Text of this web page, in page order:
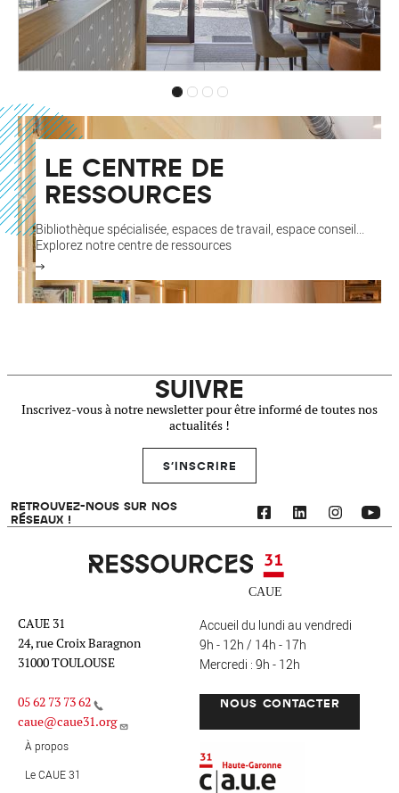
LE CENTRE DE
RESSOURCES
Bibliothèque spécialisée, espaces de travail, espace conseil...
Explorez notre centre de ressources
SUIVRE
Inscrivez-vous à notre newsletter pour être informé de toutes nos
actualités !
S'INSCRIRE
RETROUVEZ-NOUS SUR NOS
RÉSEAUX !
Ressources 31
CAUE 31
24, rue Croix Baragnon
31000 TOULOUSE
05 62 73 73 62
caue@caue31.org
Accueil du lundi au vendredi
9h - 12h / 14h - 17h
Mercredi : 9h - 12h
NOUS CONTACTER
À propos
Le CAUE 31